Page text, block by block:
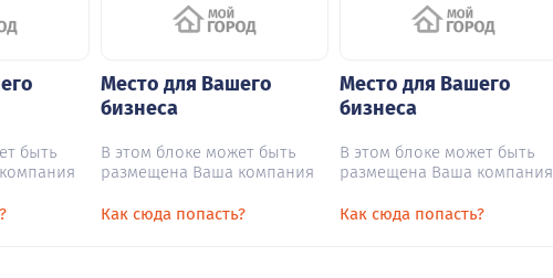
быть
Место для Вашего
бизнеса
В этом блоке может быть
размещена Ваша компания
Как сюда попасть?
Место для Вашего
бизнеса
В этом блоке может быть
размещена Ваша компания
Как сюда попасть?